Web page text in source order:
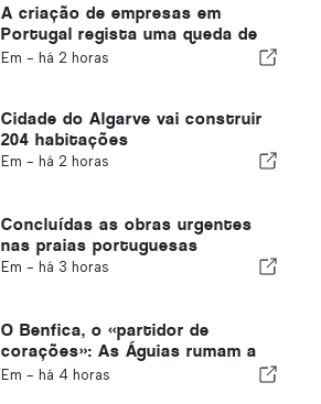
A criação de empresas em
Portugal regista uma queda de
4,2%
Em - há 2 horas
Cidade do Algarve vai construir
204 habitações
Em - há 2 horas
Concluídas as obras urgentes
nas praias portuguesas
Em - há 3 horas
O Benfica, o «partidor de
corações»: As Águias rumam a
Edimburgo com um pé já na fase
Em - há 4 horas